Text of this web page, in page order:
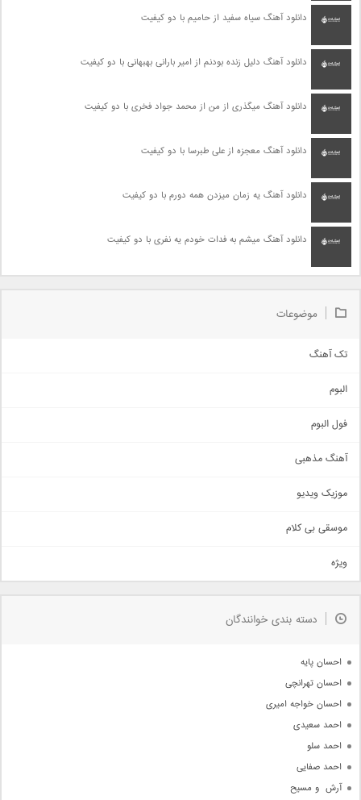
دانلود آهنگ سیاه سفید از حامیم با دو کیفیت
دانلود آهنگ دلیل زنده بودنم از امیر بارانی بهبهانی با دو کیفیت
دانلود آهنگ میگذری از من از محمد جواد فخری با دو کیفیت
دانلود آهنگ معجزه از علی طبرسا با دو کیفیت
دانلود آهنگ یه زمان میزدن همه دورم با دو کیفیت
دانلود آهنگ میشم به فدات خودم یه نفری با دو کیفیت
موضوعات
تک آهنگ
اجتماعی
حماسی
سنتی
اهنگ بندرعباسی
دمو
مذهبی
جدیدترین ها
البوم
فول البوم
آهنگ مذهبی
موزیک ویدیو
موسقی بی کلام
ویژه
دسته بندی خوانندگان
احسان پایه
احسان تهرانچی
احسان خواجه امیری
احمد سعیدی
احمد سلو
احمد صفایی
آرش  و مسیح